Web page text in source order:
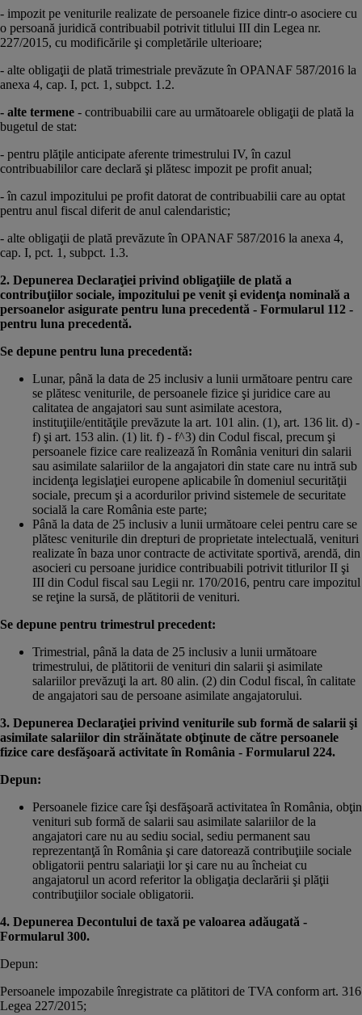
- impozit pe veniturile realizate de persoanele fizice dintr-o asociere cu
o persoană juridică contribuabil potrivit titlului III din Legea nr.
227/2015, cu modificările şi completările ulterioare;
- alte obligaţii de plată trimestriale prevăzute în OPANAF 587/2016 la
anexa 4, cap. I, pct. 1, subpct. 1.2.
- alte termene - contribuabilii care au următoarele obligaţii de plată la
bugetul de stat:
- pentru plăţile anticipate aferente trimestrului IV, în cazul
contribuabililor care declară şi plătesc impozit pe profit anual;
- în cazul impozitului pe profit datorat de contribuabilii care au optat
pentru anul fiscal diferit de anul calendaristic;
- alte obligaţii de plată prevăzute în OPANAF 587/2016 la anexa 4,
cap. I, pct. 1, subpct. 1.3.
2. Depunerea Declaraţiei privind obligaţiile de plată a
contribuţiilor sociale, impozitului pe venit şi evidenţa nominală a
persoanelor asigurate pentru luna precedentă - Formularul 112 -
pentru luna precedentă.
Se depune pentru luna precedentă:
Lunar, până la data de 25 inclusiv a lunii următoare pentru care
se plătesc veniturile, de persoanele fizice şi juridice care au
calitatea de angajatori sau sunt asimilate acestora,
instituţiile/entităţile prevăzute la art. 101 alin. (1), art. 136 lit. d) -
f) şi art. 153 alin. (1) lit. f) - f^3) din Codul fiscal, precum şi
persoanele fizice care realizează în România venituri din salarii
sau asimilate salariilor de la angajatori din state care nu intră sub
incidenţa legislaţiei europene aplicabile în domeniul securităţii
sociale, precum şi a acordurilor privind sistemele de securitate
socială la care România este parte;
Până la data de 25 inclusiv a lunii următoare celei pentru care se
plătesc veniturile din drepturi de proprietate intelectuală, venituri
realizate în baza unor contracte de activitate sportivă, arendă, din
asocieri cu persoane juridice contribuabili potrivit titlurilor II şi
III din Codul fiscal sau Legii nr. 170/2016, pentru care impozitul
se reţine la sursă, de plătitorii de venituri.
Se depune pentru trimestrul precedent:
Trimestrial, până la data de 25 inclusiv a lunii următoare
trimestrului, de plătitorii de venituri din salarii şi asimilate
salariilor prevăzuţi la art. 80 alin. (2) din Codul fiscal, în calitate
de angajatori sau de persoane asimilate angajatorului.
3. Depunerea Declaraţiei privind veniturile sub formă de salarii şi
asimilate salariilor din străinătate obţinute de către persoanele
fizice care desfăşoară activitate în România - Formularul 224.
Depun:
Persoanele fizice care îşi desfăşoară activitatea în România, obţin
venituri sub formă de salarii sau asimilate salariilor de la
angajatori care nu au sediu social, sediu permanent sau
reprezentanţă în România şi care datorează contribuţiile sociale
obligatorii pentru salariaţii lor şi care nu au încheiat cu
angajatorul un acord referitor la obligaţia declarării şi plăţii
contribuţiilor sociale obligatorii.
4. Depunerea Decontului de taxă pe valoarea adăugată -
Formularul 300.
Depun:
Persoanele impozabile înregistrate ca plătitori de TVA conform art. 316
Legea 227/2015;